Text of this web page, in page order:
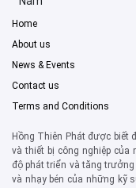
Home
About us
News & Events
Contact us
Terms and Conditions
Hồng Thiên Phát được biết
và thiết bị công nghiệp
độ phát triển và tăng
và nhạy bén của những kỹ